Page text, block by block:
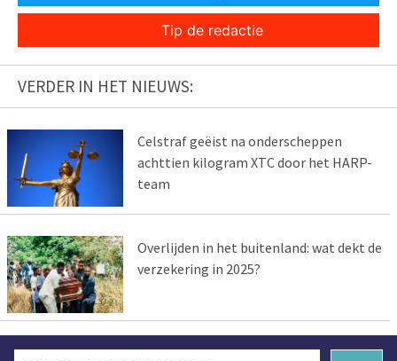
Tip de redactie
VERDER IN HET NIEUWS:
Celstraf geëist na onderscheppen
achttien kilogram XTC door het HARP-
team
Overlijden in het buitenland: wat dekt de
verzekering in 2025?